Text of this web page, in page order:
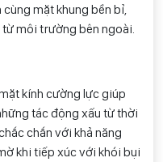
mặt khung bền bỉ,
môi trường bên ngoài.
kính cường lực giúp
tác động xấu từ thời
chắn với khả năng
khi tiếp xúc với khói bụi